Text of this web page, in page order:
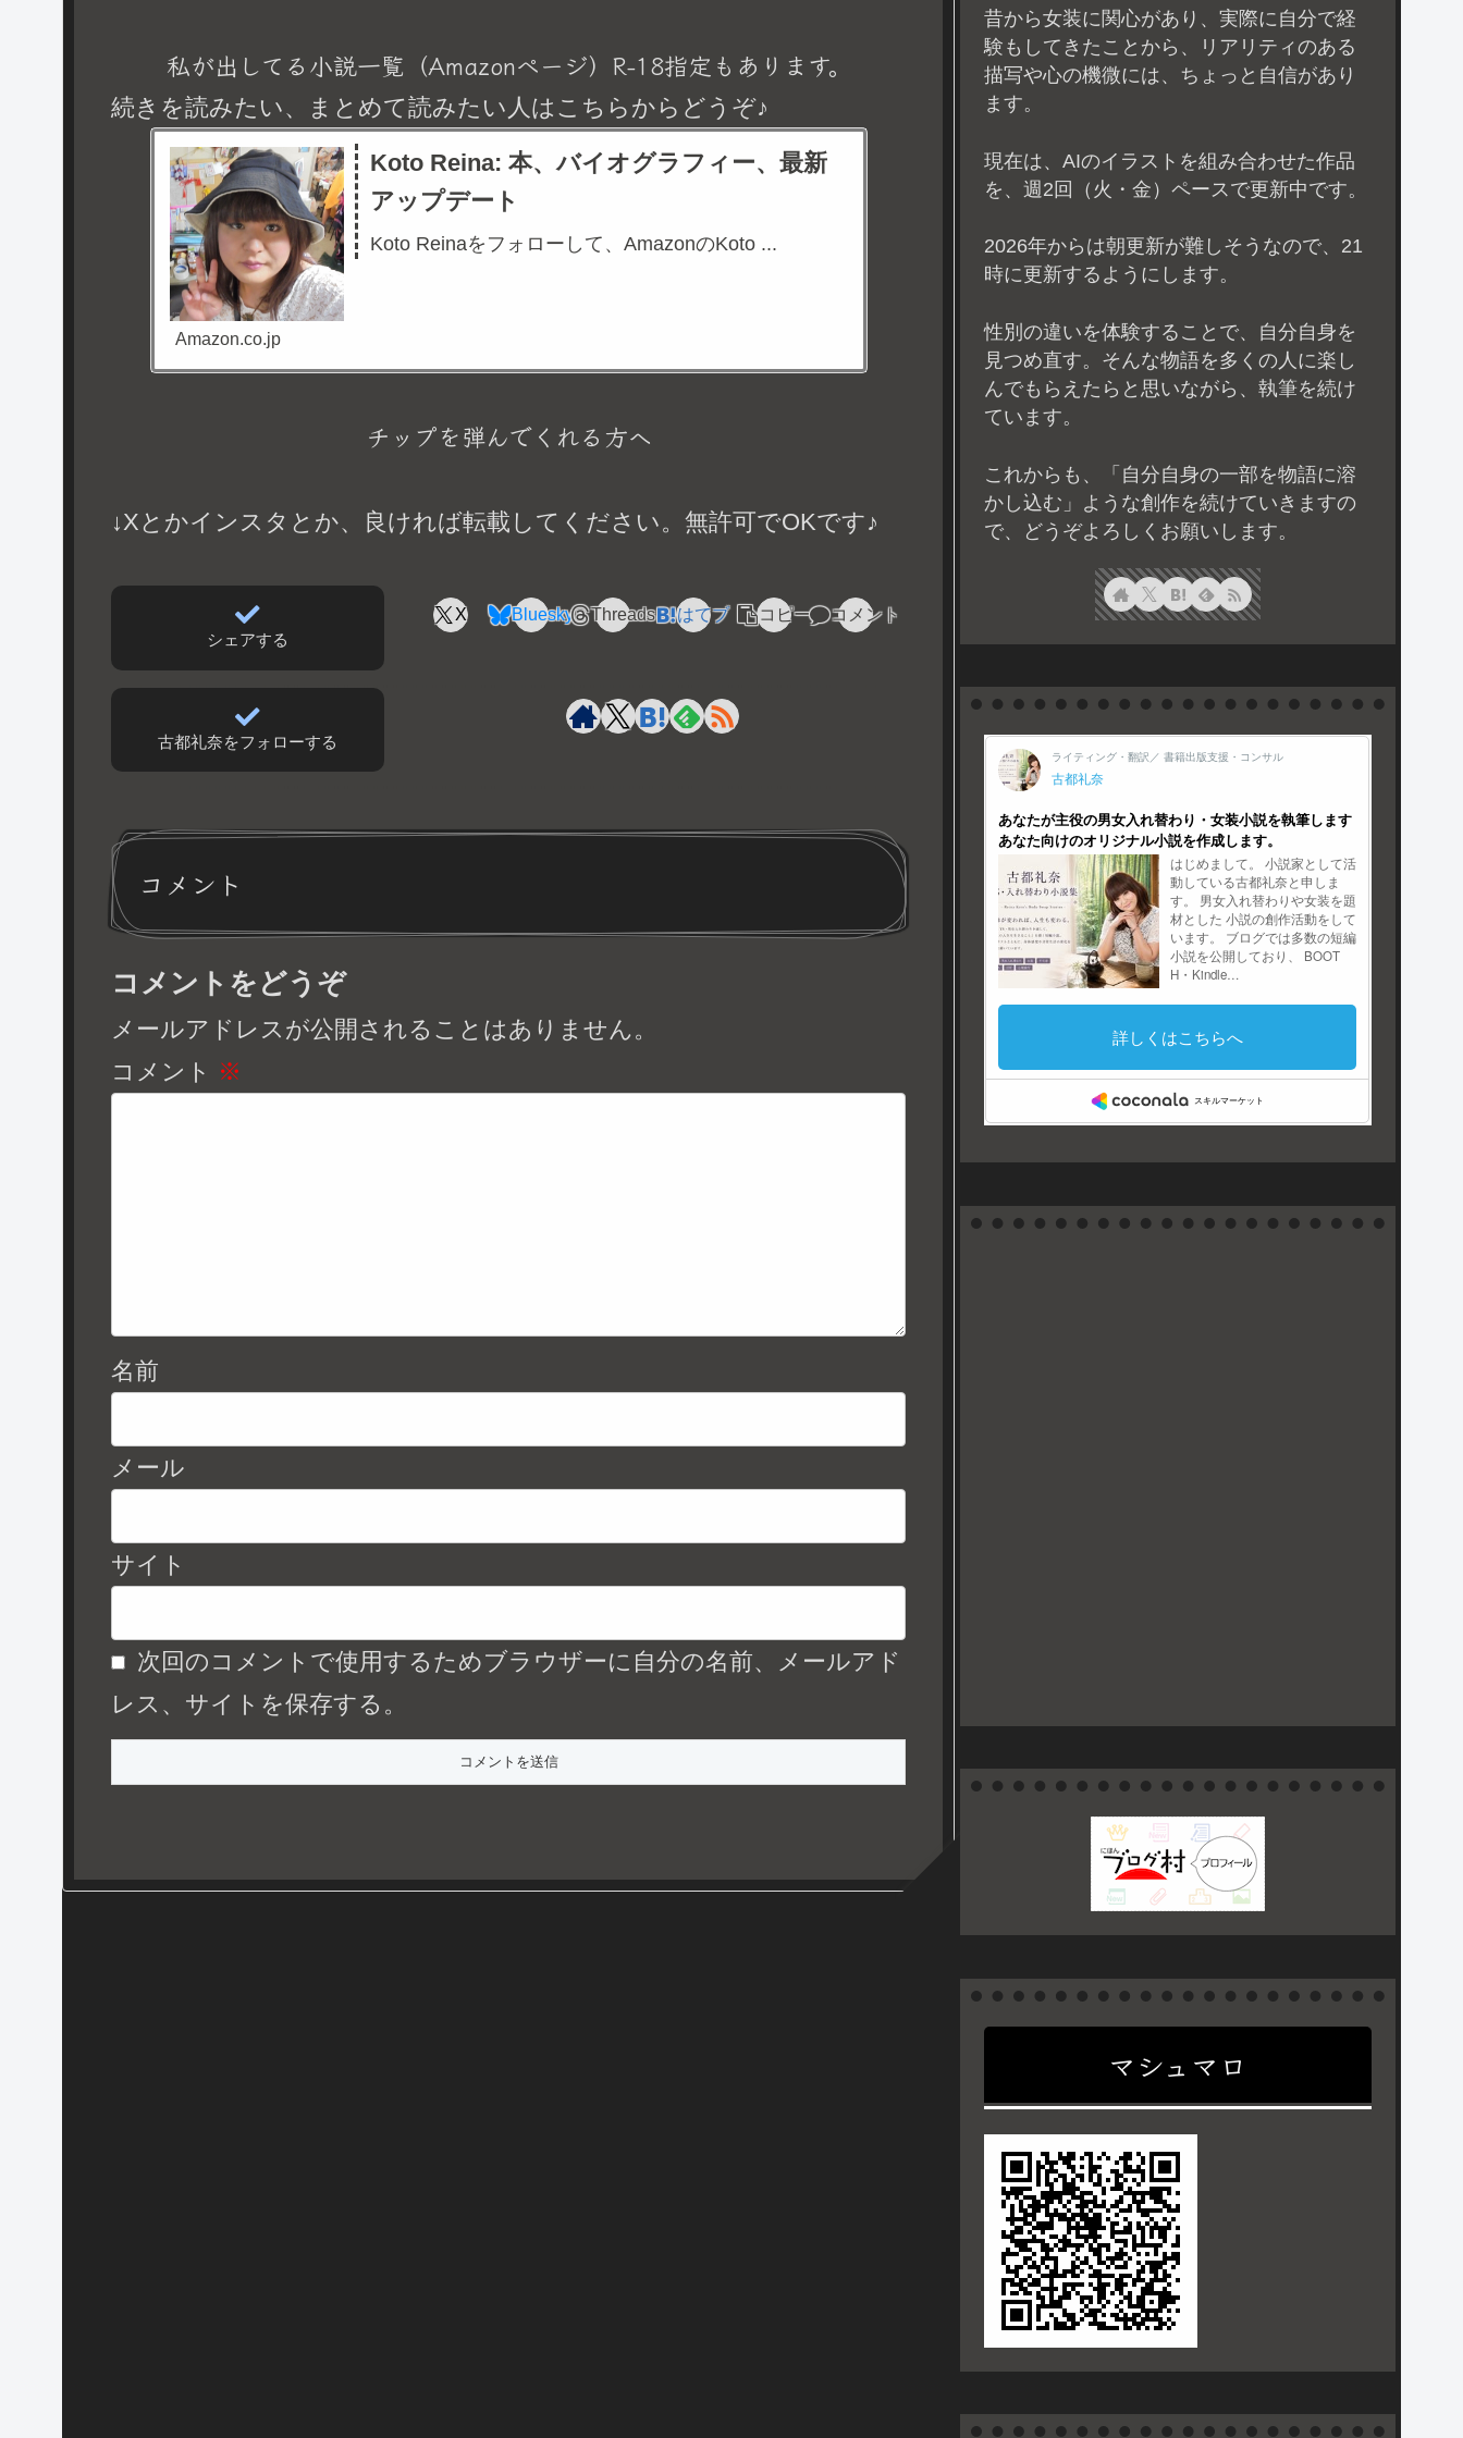
私が出してる小説一覧（Amazonページ）R-18指定もあります。
続きを読みたい、まとめて読みたい人はこちらからどうぞ♪
Koto Reina: 本、バイオグラフィー、最新
アップデート
Koto Reinaをフォローして、AmazonのKoto ...
Amazon.co.jp
チップを弾んでくれる方へ
↓Xとかインスタとか、良ければ転載してください。無許可でOKです♪
シェアする
X Bluesky Threads はてブ コピー コメント
古都礼奈をフォローする
コメント
コメントをどうぞ
メールアドレスが公開されることはありません。
コメント ※
名前
メール
サイト
次回のコメントで使用するためブラウザーに自分の名前、メールアド
レス、サイトを保存する。
昔から女装に関心があり、実際に自分で経
験もしてきたことから、リアリティのある
描写や心の機微には、ちょっと自信があり
ます。
現在は、AIのイラストを組み合わせた作品
を、週2回（火・金）ペースで更新中です。
2026年からは朝更新が難しそうなので、21
時に更新するようにします。
性別の違いを体験することで、自分自身を
見つめ直す。そんな物語を多くの人に楽し
んでもらえたらと思いながら、執筆を続け
ています。
これからも、「自分自身の一部を物語に溶
かし込む」ような創作を続けていきますの
で、どうぞよろしくお願いします。
マシュマロ